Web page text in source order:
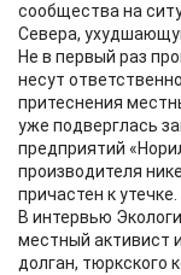
сообщества на
Севера,
Не в первый раз
несут
притеснения
уже подверглась
предприятий
производителя
причастен к утечке.
В интервью
местный активист
долган, тюркского